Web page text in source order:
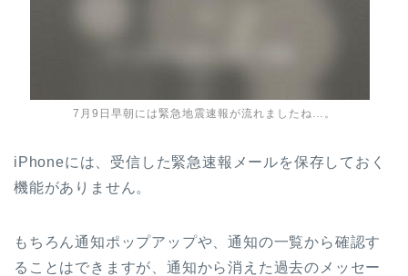
7月9日早朝には緊急地震速報が流れましたね…。
iPhoneには、受信した緊急速報メールを保存しておく
機能がありません。
もちろん通知ポップアップや、通知の一覧から確認す
ることはできますが、通知から消えた過去のメッセー